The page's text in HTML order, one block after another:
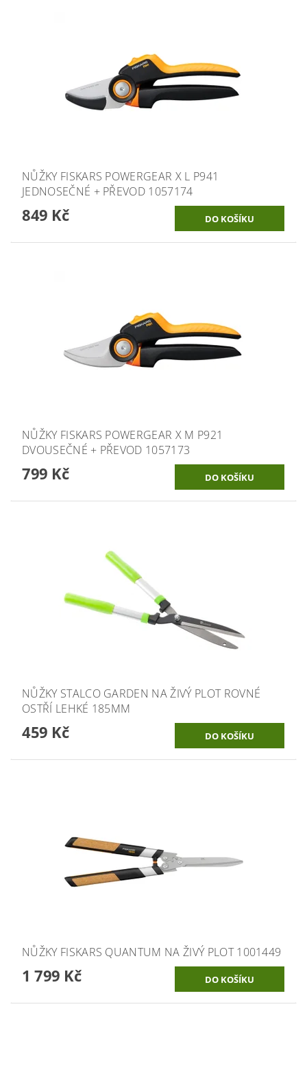
NŮŽKY FISKARS POWERGEAR X L P941
JEDNOSEČNÉ + PŘEVOD 1057174
849 Kč
NŮŽKY FISKARS POWERGEAR X M P921
DVOUSEČNÉ + PŘEVOD 1057173
799 Kč
NŮŽKY STALCO GARDEN NA ŽIVÝ PLOT ROVNÉ
OSTŘÍ LEHKÉ 185MM
459 Kč
NŮŽKY FISKARS QUANTUM NA ŽIVÝ PLOT 1001449
1 799 Kč